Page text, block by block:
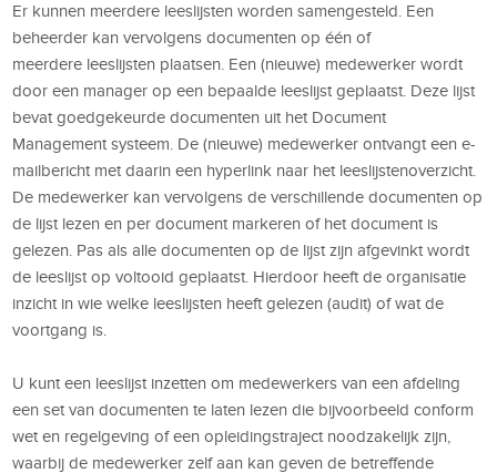
Er kunnen meerdere leeslijsten worden samengesteld. Een
beheerder kan vervolgens documenten op één of
meerdere leeslijsten plaatsen. Een (nieuwe) medewerker wordt
door een manager op een bepaalde leeslijst geplaatst. Deze lijst
bevat goedgekeurde documenten uit het Document
Management systeem. De (nieuwe) medewerker ontvangt een e-
mailbericht met daarin een hyperlink naar het leeslijstenoverzicht.
De medewerker kan vervolgens de verschillende documenten op
de lijst lezen en per document markeren of het document is
gelezen. Pas als alle documenten op de lijst zijn afgevinkt wordt
de leeslijst op voltooid geplaatst. Hierdoor heeft de organisatie
inzicht in wie welke leeslijsten heeft gelezen (audit) of wat de
voortgang is.
U kunt een leeslijst inzetten om medewerkers van een afdeling
een set van documenten te laten lezen die bijvoorbeeld conform
wet en regelgeving of een opleidingstraject noodzakelijk zijn,
waarbij de medewerker zelf aan kan geven de betreffende